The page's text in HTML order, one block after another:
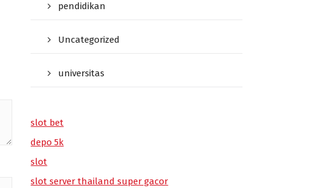
pendidikan
Uncategorized
universitas
slot bet
depo 5k
slot
slot server thailand super gacor